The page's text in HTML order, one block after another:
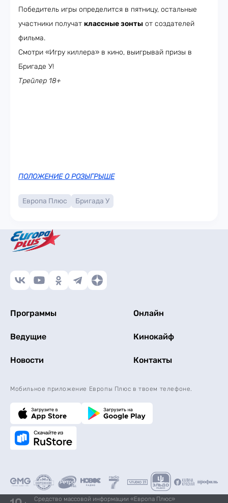
Победитель игры определится в пятницу, остальные
участники получат классные зонты от создателей
фильма.
Смотри «Игру киллера» в кино, выигрывай призы в
Бригаде У!
Трейлер 18+
ПОЛОЖЕНИЕ О РОЗЫГРЫШЕ
Европа Плюс Бригада У
Программы Онлайн
Ведущие Кинокайф
Новости Контакты
Мобильное приложение Европы Плюс в твоем телефоне.
Средство массовой информации «Европа Плюс»